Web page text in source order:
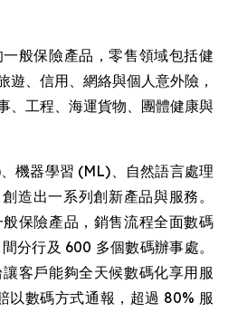
般保險產品，零售領域包括健
遊、信用、網絡與個人意外險，
、工程、海運貨物、團體健康與
機器學習 (ML)、自然語言處理
造出一系列創新產品與服務。
保險產品，銷售流程全面數碼
分行及 600 多個數碼辦事處。
客戶能夠全天候數碼化享用服
以數碼方式通報，超過 80% 服